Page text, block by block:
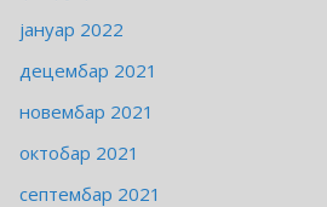
јануар 2022
децембар 2021
новембар 2021
октобар 2021
септембар 2021